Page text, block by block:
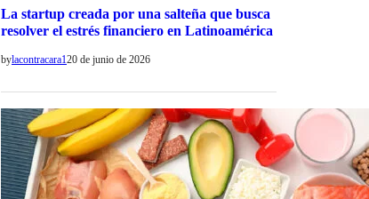
La startup creada por una salteña que busca
resolver el estrés financiero en Latinoamérica
bylacontracara120 de junio de 2026